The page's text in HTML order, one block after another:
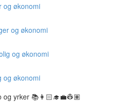
og økonomi
og økonomi
og økonomi
og økonomi
yrker 📚👩🏻‍🎓💼👷🏽